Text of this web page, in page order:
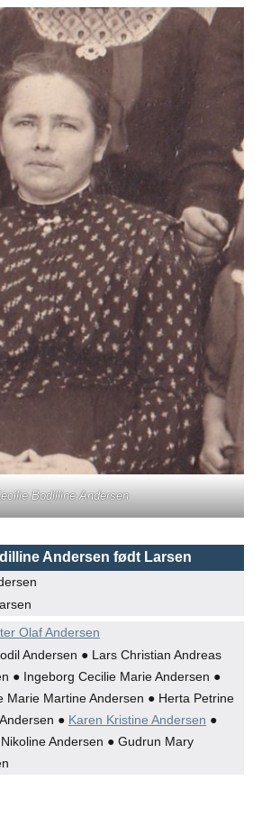
Bodilline Andersen
Andersen født Larsen
Olaf Andersen
Andersen ● Lars Christian Andreas
● Ingeborg Cecilie Marie Andersen ●
Marie Martine Andersen ● Herta Petrine
● Karen Kristine Andersen ●
Andersen ● Gudrun Mary